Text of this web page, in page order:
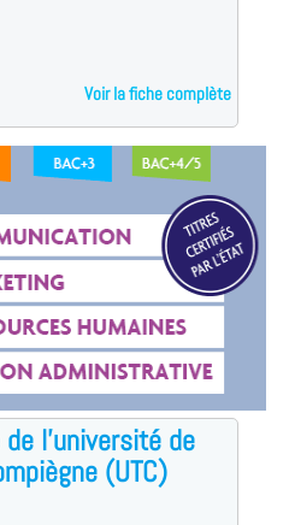
Voir la fiche complète
de l'université de
(UTC)